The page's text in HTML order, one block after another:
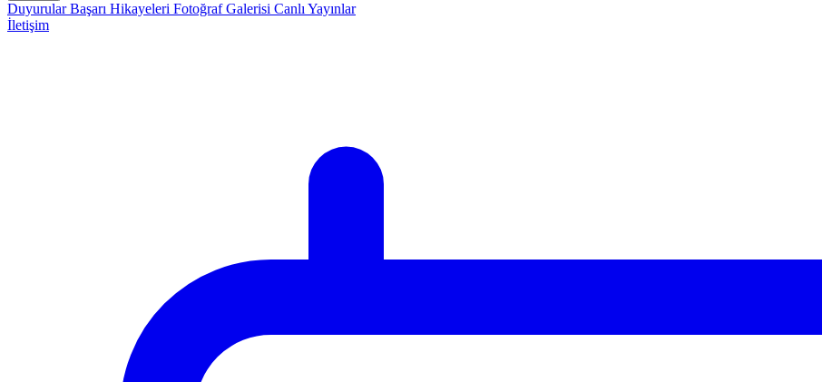
DuyurularBaşarı Hikayeleri Fotoğraf Galerisi Canlı Yayınlar
İletişim